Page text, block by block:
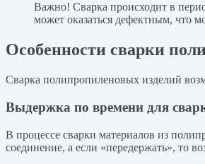
Важно! Сварка происходит в
может оказаться дефектным, что
Особенности сварки
Сварка полипропиленовых изделий
Выдержка по времени для
В процессе сварки материалов из
соединение, а если «передержать», то